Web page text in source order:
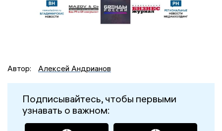
Автор: Алексей Андрианов
Подписывайтесь, чтобы первыми
узнавать о важном: